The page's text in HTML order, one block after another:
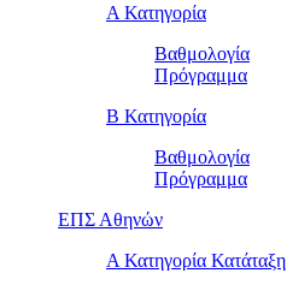
Α Κατηγορία
Βαθμολογία
Πρόγραμμα
Β Κατηγορία
Βαθμολογία
Πρόγραμμα
ΕΠΣ Αθηνών
Α Κατηγορία Κατάταξη